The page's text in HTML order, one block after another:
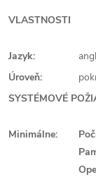
VLASTNOSTI
Jazyk:
Úroveň:
SYSTÉMOVÉ
Minimálne: